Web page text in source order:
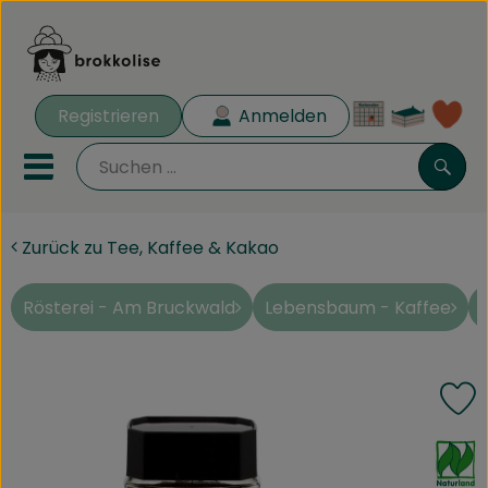
Registrieren Anmelden
Mobiles Menu öffnen oder
Biokisten
Rezeptkisten
Aus der Region
Obst & Gemüse
Zurück zu Tee, Kaffee & Kakao
Rösterei - Am Bruckwald Lebensbaum - Kaffee
, Verband: